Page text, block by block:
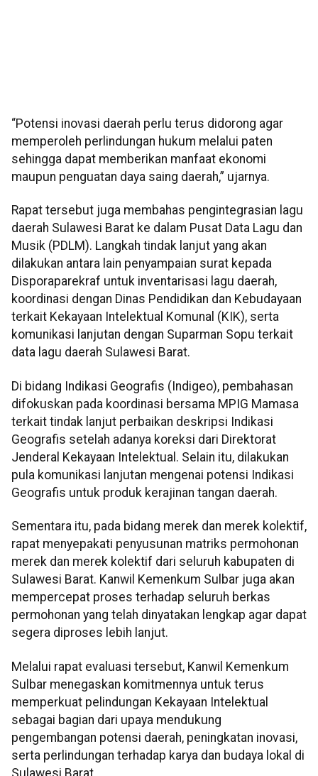
“Potensi inovasi daerah perlu terus didorong agar
memperoleh perlindungan hukum melalui paten
sehingga dapat memberikan manfaat ekonomi
maupun penguatan daya saing daerah,” ujarnya.
Rapat tersebut juga membahas pengintegrasian lagu
daerah Sulawesi Barat ke dalam Pusat Data Lagu dan
Musik (PDLM). Langkah tindak lanjut yang akan
dilakukan antara lain penyampaian surat kepada
Disporaparekraf untuk inventarisasi lagu daerah,
koordinasi dengan Dinas Pendidikan dan Kebudayaan
terkait Kekayaan Intelektual Komunal (KIK), serta
komunikasi lanjutan dengan Suparman Sopu terkait
data lagu daerah Sulawesi Barat.
Di bidang Indikasi Geografis (Indigeo), pembahasan
difokuskan pada koordinasi bersama MPIG Mamasa
terkait tindak lanjut perbaikan deskripsi Indikasi
Geografis setelah adanya koreksi dari Direktorat
Jenderal Kekayaan Intelektual. Selain itu, dilakukan
pula komunikasi lanjutan mengenai potensi Indikasi
Geografis untuk produk kerajinan tangan daerah.
Sementara itu, pada bidang merek dan merek kolektif,
rapat menyepakati penyusunan matriks permohonan
merek dan merek kolektif dari seluruh kabupaten di
Sulawesi Barat. Kanwil Kemenkum Sulbar juga akan
mempercepat proses terhadap seluruh berkas
permohonan yang telah dinyatakan lengkap agar dapat
segera diproses lebih lanjut.
Melalui rapat evaluasi tersebut, Kanwil Kemenkum
Sulbar menegaskan komitmennya untuk terus
memperkuat pelindungan Kekayaan Intelektual
sebagai bagian dari upaya mendukung
pengembangan potensi daerah, peningkatan inovasi,
serta perlindungan terhadap karya dan budaya lokal di
Sulawesi Barat.